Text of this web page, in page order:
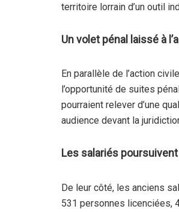
territoire lorrain d’un outil
Un volet pénal laissé à
En parallèle de l’action
l’opportunité de suites
pourraient relever d’une
audience devant la
Les salariés
De leur côté, les anciens
531 personnes licenciées,